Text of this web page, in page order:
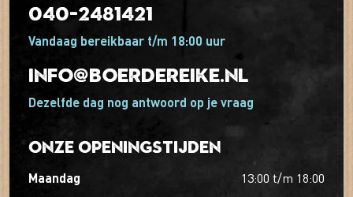
040-2481421
Vandaag bereikbaar t/m 18:00 uur
info@boerdereike.nl
Dezelfde dag nog antwoord op je vraag
Onze openingstijden
maandag 13:00 t/m 18:00